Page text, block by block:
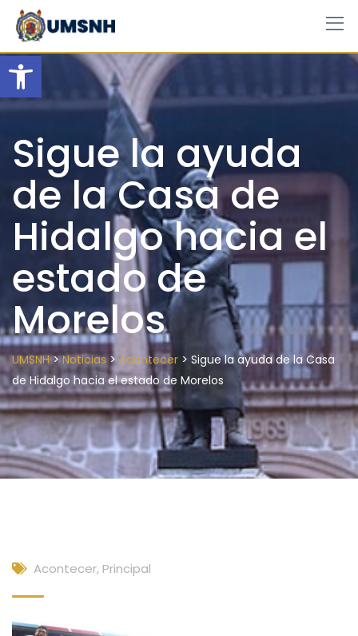
Open toolbar
Skip
content
Sigue la ayuda
de la Casa de
Hidalgo hacia el
estado de
Morelos
UMSNH>Noticias> Acontecer > Sigue la ayuda de la Casa
de Hidalgo hacia el estado de Morelos
Acontecer, Principal